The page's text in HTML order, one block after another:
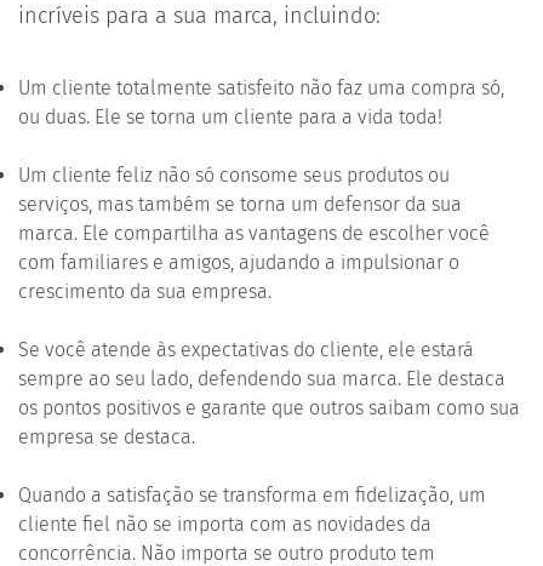
incríveis para a sua marca, incluindo:
Um cliente totalmente satisfeito não faz uma compra só,
ou duas. Ele se torna um cliente para a vida toda!
Um cliente feliz não só consome seus produtos ou
serviços, mas também se torna um defensor da sua
marca. Ele compartilha as vantagens de escolher você
com familiares e amigos, ajudando a impulsionar o
crescimento da sua empresa.
Se você atende às expectativas do cliente, ele estará
sempre ao seu lado, defendendo sua marca. Ele destaca
os pontos positivos e garante que outros saibam como sua
empresa se destaca.
Quando a satisfação se transforma em fidelização, um
cliente fiel não se importa com as novidades da
concorrência. Não importa se outro produto tem